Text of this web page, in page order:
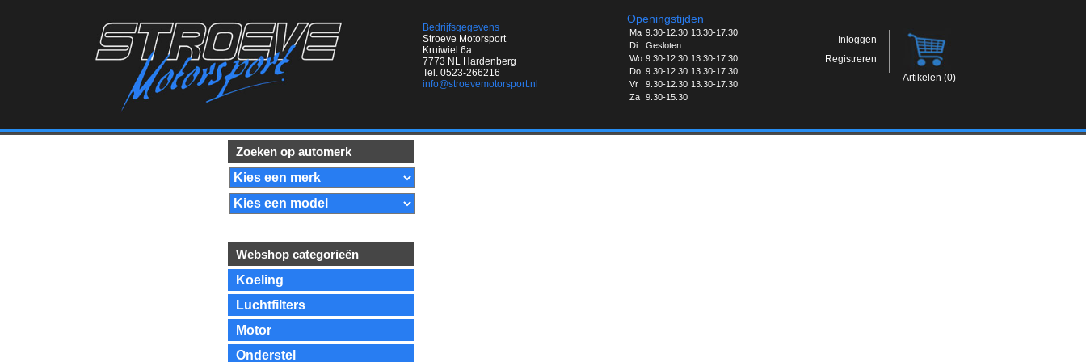
Bedrijfsgegevens
Stroeve Motorsport
Kruiwiel 6a
7773 NL Hardenberg
Tel. 0523-266216
info@stroevemotorsport.nl
Openingstijden
Ma 9.30-12.30 13.30-17.30
Di
Gesloten
Wo 9.30-12.30 13.30-17.30
Do 9.30-12.30 13.30-17.30
Vr
9.30-12.30 13.30-17.30
Za
9.30-15.30
Inloggen
Registreren
Artikelen (0)
Zoeken op automerk
Webshop categorieën
Koeling
Luchtfilters
Motor
Onderstel